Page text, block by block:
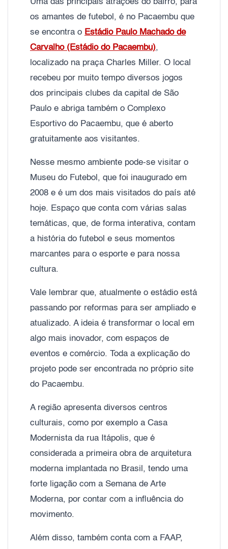
os amantes de futebol, é no Pacaembu que
se encontra o Estádio Paulo Machado de
Carvalho (Estádio do Pacaembu),
localizado na praça Charles Miller. O local
recebeu por muito tempo diversos jogos
dos principais clubes da capital de São
Paulo e abriga também o Complexo
Esportivo do Pacaembu, que é aberto
gratuitamente aos visitantes.
Nesse mesmo ambiente pode-se visitar o
Museu do Futebol, que foi inaugurado em
2008 e é um dos mais visitados do país até
hoje. Espaço que conta com várias salas
temáticas, que, de forma interativa, contam
a história do futebol e seus momentos
marcantes para o esporte e para nossa
cultura.
Vale lembrar que, atualmente o estádio está
passando por reformas para ser ampliado e
atualizado. A ideia é transformar o local em
algo mais inovador, com espaços de
eventos e comércio. Toda a explicação do
projeto pode ser encontrada no próprio site
do Pacaembu.
A região apresenta diversos centros
culturais, como por exemplo a Casa
Modernista da rua Itápolis, que é
considerada a primeira obra de arquitetura
moderna implantada no Brasil, tendo uma
forte ligação com a Semana de Arte
Moderna, por contar com a influência do
movimento.
Além disso, também conta com a FAAP,